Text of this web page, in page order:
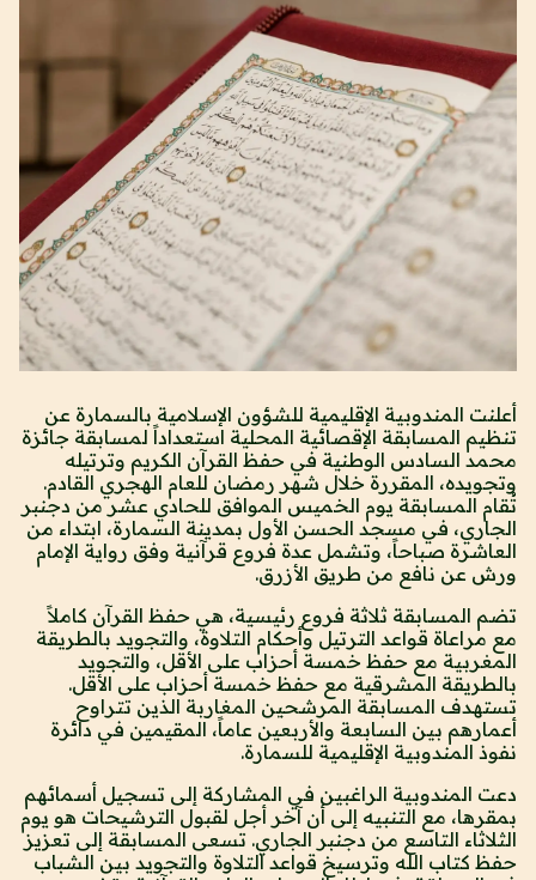
أعلنت المندوبية الإقليمية للشؤون الإسلامية بالسمارة عن
تنظيم المسابقة الإقصائية المحلية استعداداً لمسابقة جائزة
محمد السادس الوطنية في حفظ القرآن الكريم وترتيله
وتجويده، المقررة خلال شهر رمضان للعام الهجري القادم.
تُقام المسابقة يوم الخميس الموافق للحادي عشر من دجنبر
الجاري، في مسجد الحسن الأول بمدينة السمارة، ابتداء من
العاشرة صباحاً، وتشمل عدة فروع قرآنية وفق رواية الإمام
ورش عن نافع من طريق الأزرق.
تضم المسابقة ثلاثة فروع رئيسية، هي حفظ القرآن كاملاً
مع مراعاة قواعد الترتيل وأحكام التلاوة، والتجويد بالطريقة
المغربية مع حفظ خمسة أحزاب على الأقل، والتجويد
بالطريقة المشرقية مع حفظ خمسة أحزاب على الأقل.
تستهدف المسابقة المرشحين المغاربة الذين تتراوح
أعمارهم بين السابعة والأربعين عاماً، المقيمين في دائرة
نفوذ المندوبية الإقليمية للسمارة.
دعت المندوبية الراغبين في المشاركة إلى تسجيل أسمائهم
بمقرها، مع التنبيه إلى أن آخر أجل لقبول الترشيحات هو يوم
الثلاثاء التاسع من دجنبر الجاري. تسعى المسابقة إلى تعزيز
حفظ كتاب الله وترسيخ قواعد التلاوة والتجويد بين الشباب